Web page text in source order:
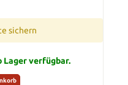
sichern
verfügbar.